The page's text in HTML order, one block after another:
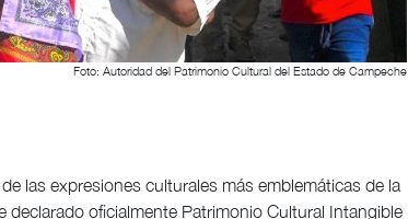
Foto: Autoridad del Patrimonio Cultural del Estado de Campeche
de las expresiones culturales más emblemáticas de la
oficialmente Patrimonio Cultural Intangible